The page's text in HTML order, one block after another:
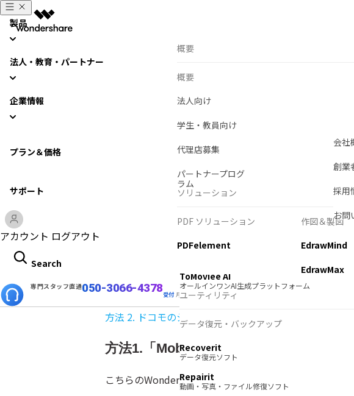
製品
AIGCサービス
動画編集＆変換
Filmora
UniConverter
DVD作成ソフト
DemoCreator
画面録画ソフト
Media.io
AI動画・画像・音楽ジェネレーター
SelfyzAI
ToMoviee AI
オールインワンAI生成プラットフォーム
マ
ユーティリティ
データ復元・バックアップ
Recoverit
データ復元ソフト
Repairit
動画・写真・ファイル修復ソフト
法人・教育・パートナー
概要
概要
法人向け
学生・教員向け
代理店募集
パートナープログ
ラム
ソリューション
PDF ソリューション
PDFelement
作図＆製図
EdrawMind
EdrawMax
企業情報
会社
創業
採用
お問
プラン＆価格
サポート
アカウント ログアウト
Search
専門スタッフ直通050-3066-4378受付 月~金 10:00-13:00 / 15:00-19:30
スマホ乗
換えのデータ移行
データ移行
コモデータ移行
Dec 05,2020 • Filed to:
ドコモからドコモの機種へ
ドコモも他の代表的な2社に負けないくらいサービスや
電話帳は仕事や家庭など様々な面で使用される事が多
紹介した方法を元にドコモの電話帳を移行する方法と
方法 1. 「Mobileデータ移行」でドコモからドコモに電話
方法 2. ドコモのショップで電話帳を移行
方法1.「Mobileデータ移行」でドコモか
こちらのWondershareのMobileデータ移行